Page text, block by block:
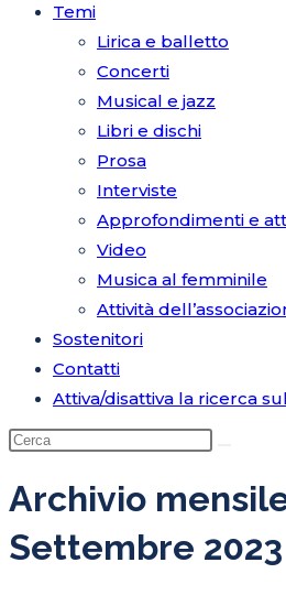
Temi
Lirica e balletto
Concerti
Musical e jazz
Libri e dischi
Prosa
Interviste
Approfondimenti e
Video
Musica al femminile
Attività
Sostenitori
Contatti
Attiva/disattiva la ricerca
Archivio
Settembre 2023